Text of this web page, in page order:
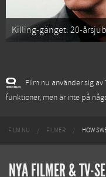
Killing-gänget: 20-
Film.nu använder sig av
funktioner, men är inte på
FILM.NU FILMER HOW
NYA FILMER & TV-